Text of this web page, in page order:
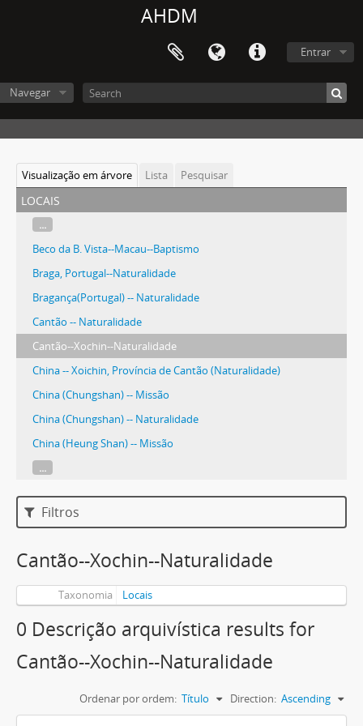
AHDM
Entrar
Navegar
Visualização em árvore Lista Pesquisar
locais
...
Beco da B. Vista--Macau--Baptismo
Braga, Portugal--Naturalidade
Bragança(Portugal) -- Naturalidade
Cantão -- Naturalidade
Cantão--Xochin--Naturalidade
China -- Xoichin, Província de Cantão (Naturalidade)
China (Chungshan) -- Missão
China (Chungshan) -- Naturalidade
China (Heung Shan) -- Missão
...
Filtros
Cantão--Xochin--Naturalidade
Taxonomia Locais
0 Descrição arquivística results for
Cantão--Xochin--Naturalidade
Ordenar por ordem: Título Direction: Ascending